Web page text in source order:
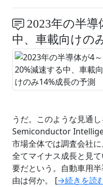
2023年の半導
中、車載向けの
うだ。このような見通
Semiconductor
市場全体では調査会社に
全てマイナス成長と見
要だという。自動車用
由は何か。 [→続きを読